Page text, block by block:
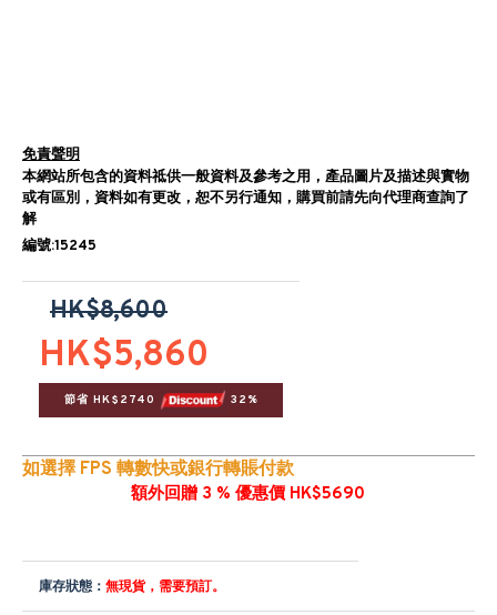
免責聲明
本網站所包含的資料祗供一般資料及參考之用，產品圖片及描述與實物
或有區別，資料如有更改，恕不另行通知，購買前請先向代理商查詢了
解
編號:15245
HK$5,860
HK$8,600
節省 HK$2740 32%
如選擇 FPS 轉數快或銀行轉賬付款
額外回贈 3 % 優惠價 HK$5690
庫存狀態： 無現貨，需要預訂。